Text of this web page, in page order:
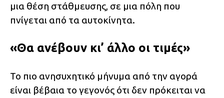
μια θέση στάθμευσης, σε μια πόλη που
πνίγεται από τα αυτοκίνητα.
«Θα ανέβουν κι’ άλλο οι τιμές»
Το πιο ανησυχητικό μήνυμα από την αγορά
είναι βέβαια το γεγονός ότι δεν πρόκειται να